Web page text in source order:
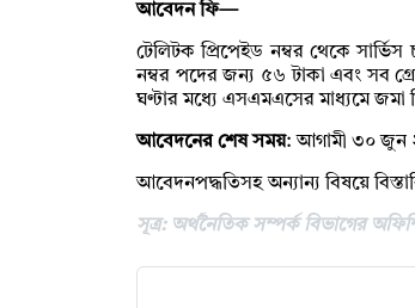
আবেদন ফি—
টেলিটক প্রিপেইড নম্বর থেকে
নম্বর পদের জন্য ৫৬ টাকা এবং সব
ঘণ্টার মধ্যে এসএমএসের মাধ্যমে জমা
আবেদনের শেষ সময়: আগামী ৩০ জুন
আবেদনপদ্ধতিসহ অন্যান্য বিষয়ে
সূত্র: অর্থনৈতিক সম্পর্ক বিভাগের